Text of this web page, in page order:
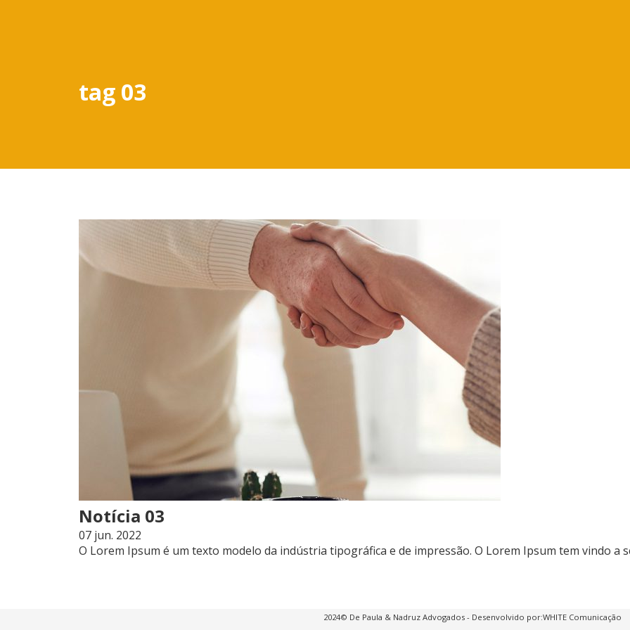
tag 03
Notícia 03
07 jun. 2022
O Lorem Ipsum é um texto modelo da indústria tipográfica e de impressão. O Lorem Ipsum tem vindo a
2024© De Paula & Nadruz Advogados - Desenvolvido por:WHITE Comunicação